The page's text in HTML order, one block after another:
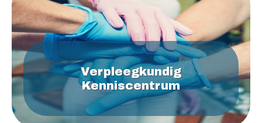
Verpleegkundig
Kenniscentrum